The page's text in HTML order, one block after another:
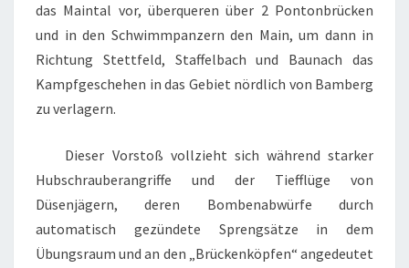
das Maintal vor, überqueren über 2 Pontonbrücken
und in den Schwimmpanzern den Main, um dann in
Richtung Stettfeld, Staffelbach und Baunach das
Kampfgeschehen in das Gebiet nördlich von Bamberg
zu verlagern.
Dieser Vorstoß vollzieht sich während starker
Hubschrauberangriffe und der Tiefflüge von
Düsenjägern, deren Bombenabwürfe durch
automatisch gezündete Sprengsätze in dem
Übungsraum und an den „Brückenköpfen“ angedeutet